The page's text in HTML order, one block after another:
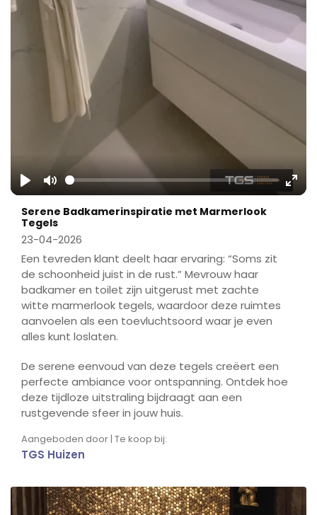
Play Mute
Serene Badkamerinspiratie met Marmerlook
Tegels
23-04-2026
Een tevreden klant deelt haar ervaring: “Soms zit
de schoonheid juist in de rust.” Mevrouw haar
badkamer en toilet zijn uitgerust met zachte
witte marmerlook tegels, waardoor deze ruimtes
aanvoelen als een toevluchtsoord waar je even
alles kunt loslaten.
De serene eenvoud van deze tegels creëert een
perfecte ambiance voor ontspanning. Ontdek hoe
deze tijdloze uitstraling bijdraagt aan een
rustgevende sfeer in jouw huis.
Aangeboden door | Te koop bij:
TGS Huizen